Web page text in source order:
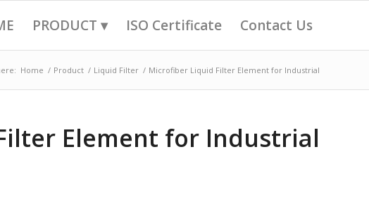
PRODUCT ▾ ISO Certificate Contact Us
Home / Product / Liquid Filter / Microfiber Liquid Filter Element for Industrial
Element for Industrial